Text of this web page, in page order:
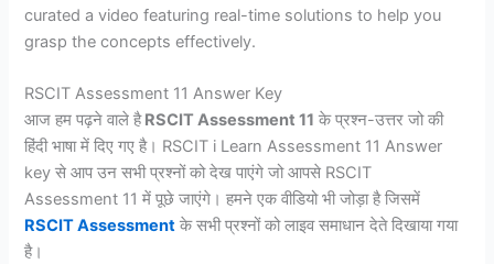
curated a video featuring real-time solutions to help you
grasp the concepts effectively.
RSCIT Assessment 11 Answer Key
आज हम पढ़ने वाले हैRSCIT Assessment 11 के प्रश्न-उत्तर जो की
हिंदी भाषा में दिए गए है। RSCIT i Learn Assessment 11 Answer
key से आप उन सभी प्रश्नों को देख पाएंगे जो आपसे RSCIT
Assessment 11 में पूछे जाएंगे। हमने एक वीडियो भी जोड़ा है जिसमें
RSCIT Assessment के सभी प्रश्नों को लाइव समाधान देते दिखाया गया
है।